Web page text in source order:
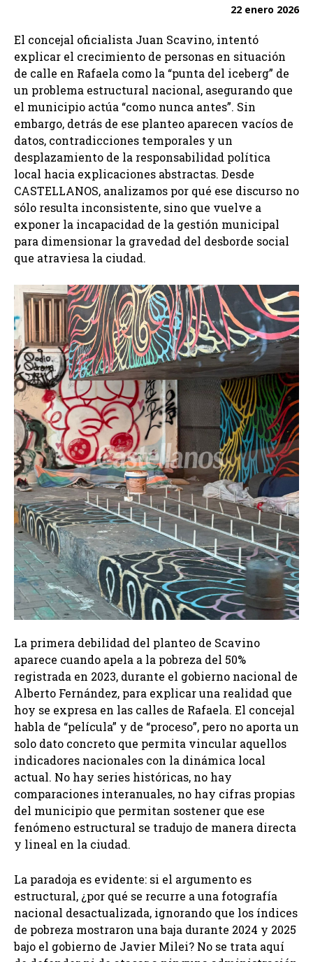
22 enero 2026
El concejal oficialista Juan Scavino, intentó
explicar el crecimiento de personas en situación
de calle en Rafaela como la “punta del iceberg” de
un problema estructural nacional, asegurando que
el municipio actúa “como nunca antes”. Sin
embargo, detrás de ese planteo aparecen vacíos de
datos, contradicciones temporales y un
desplazamiento de la responsabilidad política
local hacia explicaciones abstractas. Desde
CASTELLANOS, analizamos por qué ese discurso no
sólo resulta inconsistente, sino que vuelve a
exponer la incapacidad de la gestión municipal
para dimensionar la gravedad del desborde social
que atraviesa la ciudad.
La primera debilidad del planteo de Scavino
aparece cuando apela a la pobreza del 50%
registrada en 2023, durante el gobierno nacional de
Alberto Fernández, para explicar una realidad que
hoy se expresa en las calles de Rafaela. El concejal
habla de “película” y de “proceso”, pero no aporta un
solo dato concreto que permita vincular aquellos
indicadores nacionales con la dinámica local
actual. No hay series históricas, no hay
comparaciones interanuales, no hay cifras propias
del municipio que permitan sostener que ese
fenómeno estructural se tradujo de manera directa
y lineal en la ciudad.
La paradoja es evidente: si el argumento es
estructural, ¿por qué se recurre a una fotografía
nacional desactualizada, ignorando que los índices
de pobreza mostraron una baja durante 2024 y 2025
bajo el gobierno de Javier Milei? No se trata aquí